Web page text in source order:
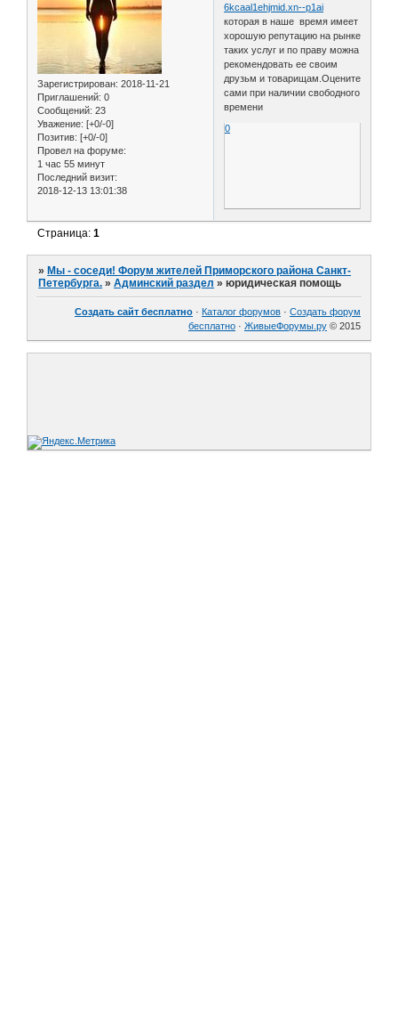
Зарегистрирован: 2018-11-21
Приглашений: 0
Сообщений: 23
Уважение: [+0/-0]
Позитив: [+0/-0]
Провел на форуме:
1 час 55 минут
Последний визит:
2018-12-13 13:01:38
6kcaal1ehjmid.xn--p1ai
которая в наше время имеет
хорошую репутацию на рынке
таких услуг и по праву можна
рекомендовать ее своим
друзьм и товарищам.Оцените
сами при наличии свободного
времени
0
Страница:1
» Мы - соседи! Форум жителей Приморского района Санкт-
Петербурга. »Админский раздел »юридическая помощь
Создать сайт бесплатно · Каталог форумов · Создать форум
бесплатно · ЖивыеФорумы.ру © 2015